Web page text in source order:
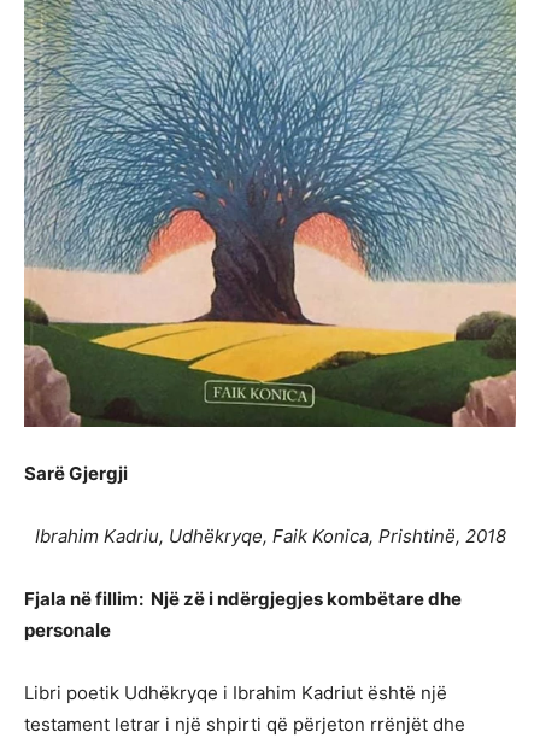
Sarë Gjergji
Ibrahim Kadriu, Udhëkryqe, Faik Konica, Prishtinë, 2018
Fjala në fillim: Një zë i ndërgjegjes kombëtare dhe
personale
Libri poetik Udhëkryqe i Ibrahim Kadriut është një
testament letrar i një shpirti që përjeton rrënjët dhe